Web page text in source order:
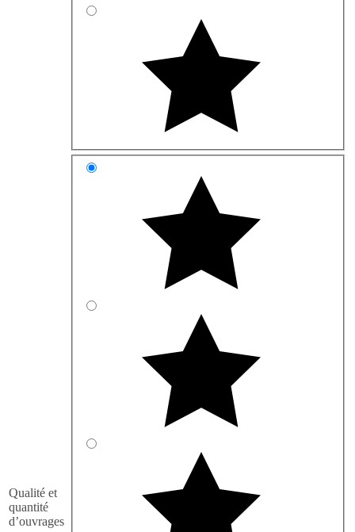
Qualité et
quantité
d’ouvrages